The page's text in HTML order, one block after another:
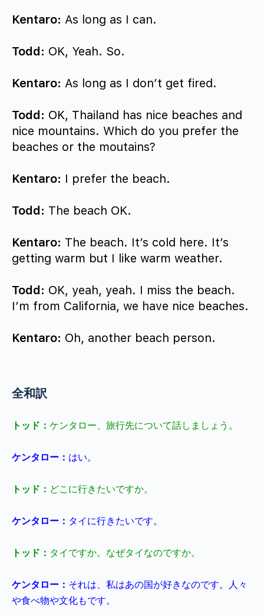
Kentaro: As long as I can.
Todd: OK, Yeah. So.
Kentaro: As long as I don’t get fired.
Todd: OK, Thailand has nice beaches and
nice mountains. Which do you prefer the
beaches or the moutains?
Kentaro: I prefer the beach.
Todd: The beach OK.
Kentaro: The beach. It’s cold here. It’s
getting warm but I like warm weather.
Todd: OK, yeah, yeah. I miss the beach.
I’m from California, we have nice beaches.
Kentaro: Oh, another beach person.
全和訳
トッド ： ケンタロー、旅行先について話しましょう。
ケンタロー： はい。
トッド： どこに行きたいですか。
ケンタロー： タイに行きたいです。
トッド： タイですか。なぜタイなのですか。
ケンタロー： それは、私はあの国が好きなのです。人々
や食べ物や文化もです。